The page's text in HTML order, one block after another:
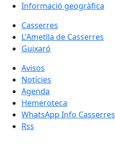
Informació geogràfica
Casserres
L'Ametlla de Casserres
Guixaró
Avisos
Notícies
Agenda
Hemeroteca
WhatsApp Info Casserres
Rss